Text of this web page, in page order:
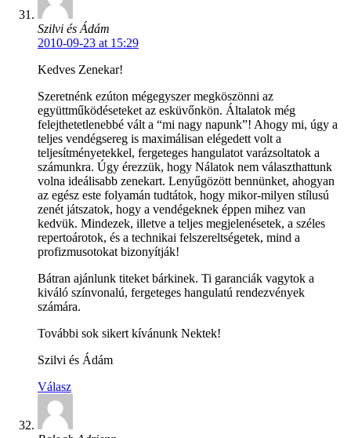
Szilvi és Ádám
2010-09-23 at 15:29
Kedves Zenekar!
Szeretnénk ezúton mégegyszer megköszönni az
együttműködéseteket az esküvőnkön. Általatok még
felejthetetlenebbé vált a “mi nagy napunk”! Ahogy mi, úgy a
teljes vendégsereg is maximálisan elégedett volt a
teljesítményetekkel, fergeteges hangulatot varázsoltatok a
számunkra. Úgy érezzük, hogy Nálatok nem választhattunk
volna ideálisabb zenekart. Lenyűgözött bennünket, ahogyan
az egész este folyamán tudtátok, hogy mikor-milyen stílusú
zenét játszatok, hogy a vendégeknek éppen mihez van
kedvük. Mindezek, illetve a teljes megjelenésetek, a széles
repertoárotok, és a technikai felszereltségetek, mind a
profizmusotokat bizonyítják!
Bátran ajánlunk titeket bárkinek. Ti garanciák vagytok a
kiváló színvonalú, fergeteges hangulatú rendezvények
számára.
További sok sikert kívánunk Nektek!
Szilvi és Ádám
Válasz